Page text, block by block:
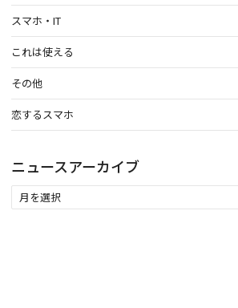
スマホ・IT
これは使える
その他
恋するスマホ
ニュースアーカイブ
ュ